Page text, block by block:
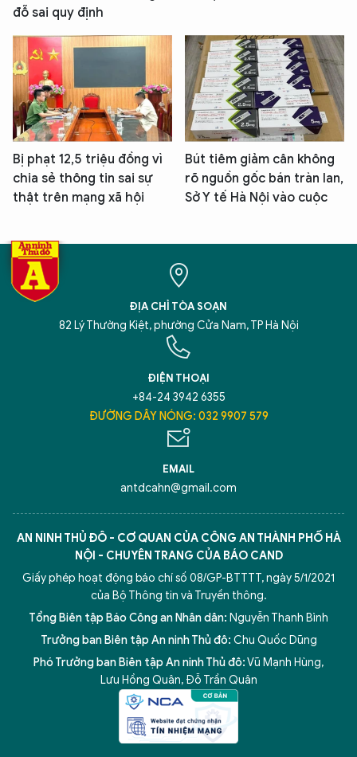
đỗ sai quy định
Bị phạt 12,5 triệu đồng vì
chia sẻ thông tin sai sự
thật trên mạng xã hội
Bút tiêm giảm cân không
rõ nguồn gốc bán tràn lan,
Sở Y tế Hà Nội vào cuộc
ĐỊA CHỈ TÒA SOẠN
82 Lý Thường Kiệt, phường Cửa Nam, TP Hà Nội
ĐIỆN THOẠI
+84-24 3942 6355
ĐƯỜNG DÂY NÓNG: 032 9907 579
EMAIL
antdcahn@gmail.com
AN NINH THỦ ĐÔ - CƠ QUAN CỦA CÔNG AN THÀNH PHỐ HÀ
NỘI - CHUYÊN TRANG CỦA BÁO CAND
Giấy phép hoạt động báo chí số 08/GP-BTTTT, ngày 5/1/2021
của Bộ Thông tin và Truyền thông.
Tổng Biên tập Báo Công an Nhân dân: Nguyễn Thanh Bình
Trưởng ban Biên tập An ninh Thủ đô: Chu Quốc Dũng
Phó Trưởng ban Biên tập An ninh Thủ đô:Vũ Mạnh Hùng,
Lưu Hồng Quân, Đỗ Trần Quân
5 điểm nghẽn của Hà Nội giải pháp xử lý điểm nghẽn của